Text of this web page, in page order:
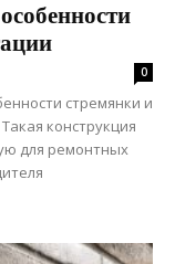
0
стремянки и
конструкция
для ремонтных